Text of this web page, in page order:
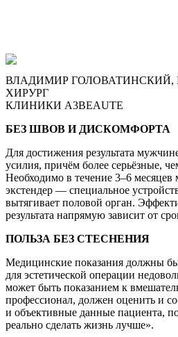
ВЛАДИМИР ГОЛОВАТИНСКИЙ,
ХИРУРГ
КЛИНИКИ A3BEAUTE
БЕЗ ШВОВ И ДИСКОМФОРТА
Для достижения результата
усилия, причём более серьёзные,
Необходимо в течение 3–6
экстендер — специальное
вытягивает половой орган.
результата напрямую зависит от
ПОЛЬЗА БЕЗ СТЕСНЕНИЯ
Медицинские показания должны
для эстетической операции
может быть показанием к
профессионал, должен оценить и
и объективные данные пациента,
реально сделать жизнь лучше».